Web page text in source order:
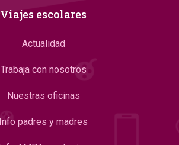
Viajes escolares
Actualidad
Trabaja con nosotros
Nuestras oficinas
Info padres y madres